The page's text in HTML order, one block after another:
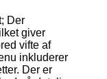
Der
giver
vifte af
inkluderer
Der er